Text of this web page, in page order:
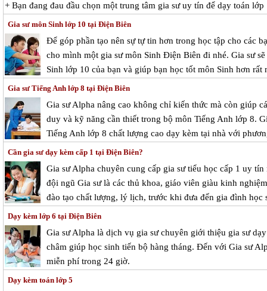
+ Bạn đang đau đầu chọn một trung tâm gia sư uy tín để dạy toán lớp
Gia sư môn Sinh lớp 10 tại Điện Biên
Để góp phần tạo nên sự tự tin hơn trong học tập cho các
cho mình một gia sư môn Sinh Điện Biên đi nhé. Gia sư
Sinh lớp 10 của bạn và giúp bạn học tốt môn Sinh hơn rất
Gia sư Tiếng Anh lớp 8 tại Điện Biên
Gia sư Alpha nâng cao không chỉ kiến thức mà còn giúp
duy và kỹ năng cần thiết trong bộ môn Tiếng Anh lớp 8.
Tiếng Anh lớp 8 chất lượng cao dạy kèm tại nhà với
Cần gia sư dạy kèm cấp 1 tại Điện Biên?
Gia sư Alpha chuyên cung cấp gia sư tiểu học cấp 1 uy
đội ngũ Gia sư là các thủ khoa, giáo viên giàu kinh
đào tạo chất lượng, lý lịch, trước khi đưa đến gia đình học
Dạy kèm lớp 6 tại Điện Biên
Gia sư Alpha là dịch vụ gia sư chuyên giới thiệu gia sư
châm giúp học sinh tiến bộ hàng tháng. Đến với Gia sư
miễn phí trong 24 giờ.
Dạy kèm toán lớp 5